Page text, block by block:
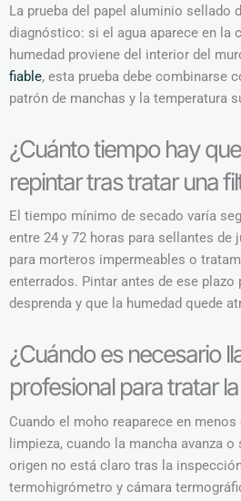
La prueba del papel aluminio sellado
diagnóstico: si el agua aparece en la
humedad proviene del interior del
fiable, esta prueba debe combinarse
patrón de manchas y la temperatura
¿Cuánto tiempo hay
repintar tras tratar una
El tiempo mínimo de secado varía
entre 24 y 72 horas para sellantes de
para morteros impermeables o
enterrados. Pintar antes de ese
desprenda y que la humedad quede
¿Cuándo es necesario
profesional para tratar
Cuando el moho reaparece en
limpieza, cuando la mancha avanza o
origen no está claro tras la
termohigrómetro y cámara